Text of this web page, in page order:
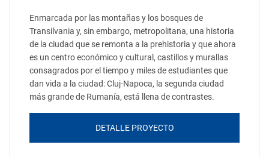
Enmarcada por las montañas y los bosques de
Transilvania y, sin embargo, metropolitana, una historia
de la ciudad que se remonta a la prehistoria y que ahora
es un centro económico y cultural, castillos y murallas
consagrados por el tiempo y miles de estudiantes que
dan vida a la ciudad: Cluj-Napoca, la segunda ciudad
más grande de Rumanía, está llena de contrastes.
DETALLE PROYECTO